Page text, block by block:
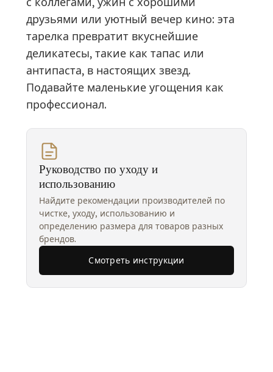
друзьями или уютный вечер кино: эта
тарелка превратит вкуснейшие
деликатесы, такие как тапас или
антипаста, в настоящих звезд.
Подавайте маленькие угощения как
профессионал.
Руководство по уходу и
использованию
Найдите рекомендации производителей по
чистке, уходу, использованию и
определению размера для товаров разных
брендов.
Смотреть инструкции